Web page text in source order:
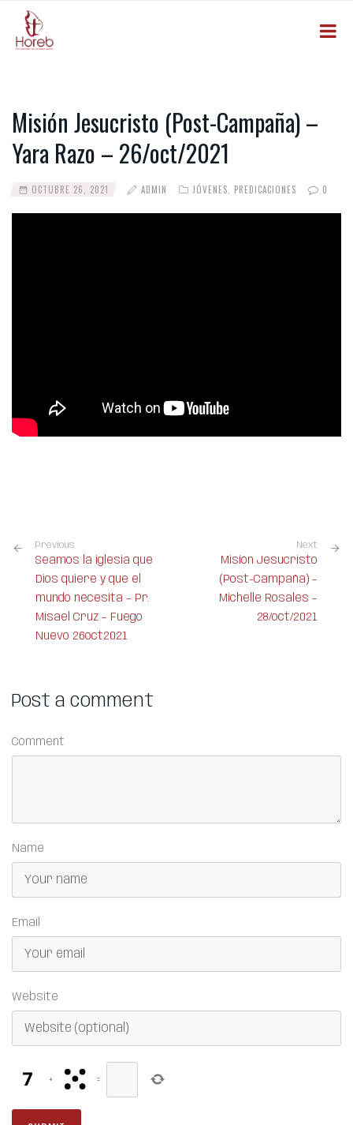
Misión Jesucristo (Post-Campaña) –
Yara Razo – 26/oct/2021
OCTUBRE 26, 2021 ADMIN JÓVENES PREDICACIONES 0
Previous
Seamos la iglesia que
Dios quiere y que el
mundo necesita – Pr.
Misael Cruz – Fuego
Nuevo 26oct2021
Next
Misión Jesucristo
(Post-Campaña) –
Michelle Rosales –
28/oct/2021
Post a comment
Comment
Name
Email
Website
+ =